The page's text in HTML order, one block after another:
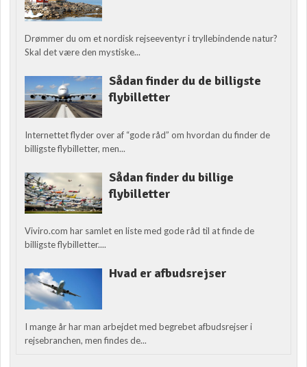
Drømmer du om et nordisk rejseeventyr i tryllebindende natur?
Skal det være den mystiske...
Sådan finder du de billigste
flybilletter
Internettet flyder over af “gode råd” om hvordan du finder de
billigste flybilletter, men...
Sådan finder du billige
flybilletter
Viviro.com har samlet en liste med gode råd til at finde de
billigste flybilletter....
Hvad er afbudsrejser
I mange år har man arbejdet med begrebet afbudsrejser i
rejsebranchen, men findes de...